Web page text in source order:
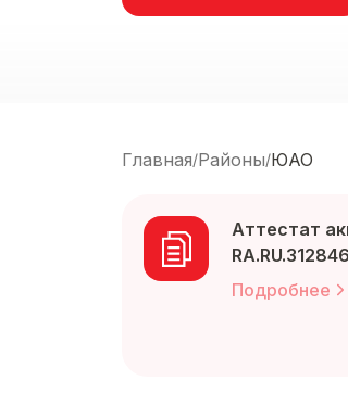
Главная/Районы/ЮАО
Аттестат
RA.RU.312846
Подробнее